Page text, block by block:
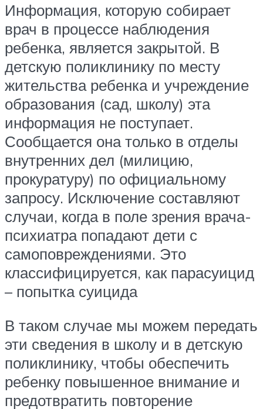
Информация, которую собирает
врач в процессе наблюдения
ребенка, является закрытой. В
детскую поликлинику по месту
жительства ребенка и учреждение
образования (сад, школу) эта
информация не поступает.
Сообщается она только в отделы
внутренних дел (милицию,
прокуратуру) по официальному
запросу. Исключение составляют
случаи, когда в поле зрения врача-
психиатра попадают дети с
самоповреждениями. Это
классифицируется, как парасуицид
– попытка суицида
В таком случае мы можем передать
эти сведения в школу и в детскую
поликлинику, чтобы обеспечить
ребенку повышенное внимание и
предотвратить повторение